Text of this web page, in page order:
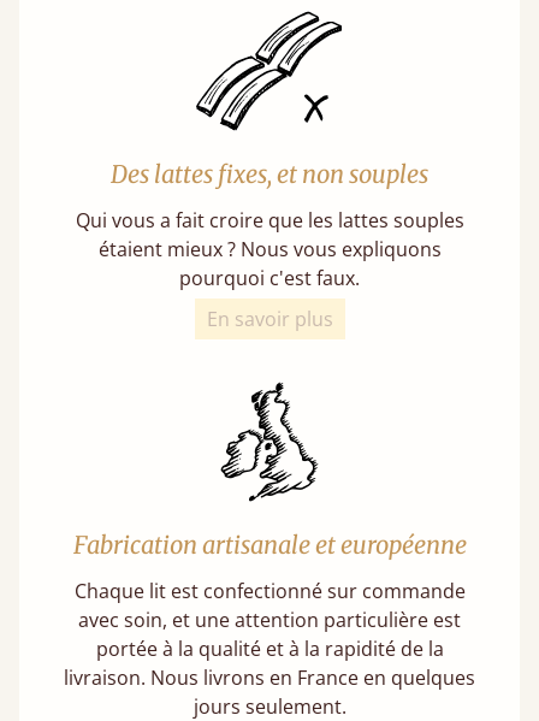
Des lattes fixes, et non souples
Qui vous a fait croire que les lattes souples
étaient mieux ? Nous vous expliquons
pourquoi c'est faux.
En savoir plus
Fabrication artisanale et européenne
Chaque lit est confectionné sur commande
avec soin, et une attention particulière est
portée à la qualité et à la rapidité de la
livraison. Nous livrons en France en quelques
jours seulement.